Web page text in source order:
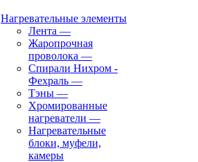
Нагревательные элементы
Лента —
Жаропрочная
проволока —
Спирали Нихром -
Фехраль —
Тэны —
Хромированные
нагреватели —
Нагревательные
блоки, муфели,
камеры